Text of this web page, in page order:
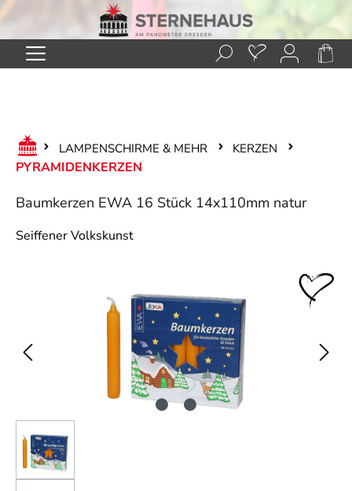
Zum Hauptinhalt springen
LAMPENSCHIRME & MEHR KERZEN
PYRAMIDENKERZEN
Baumkerzen EWA 16 Stück 14x110mm natur
Seiffener Volkskunst